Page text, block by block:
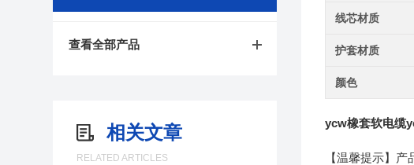
查看全部产品
相关文章
RELATED ARTICLES
线芯材质
护套材质
颜色
ycw橡套软电缆
【温馨提示】